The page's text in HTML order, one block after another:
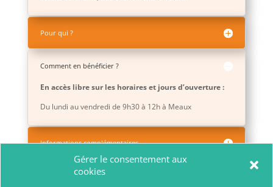
Gérer le consentement aux
cookies
Pour qui ?
Comment en bénéficier ?
En accès libre sur les horaires et jours d’ouverture :
Du lundi au vendredi de 9h30 à 12h à Meaux
Informations complémentaires